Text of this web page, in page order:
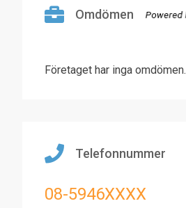
Omdömen
Företaget har inga omdömen.
Telefonnummer
08-5946XXXX